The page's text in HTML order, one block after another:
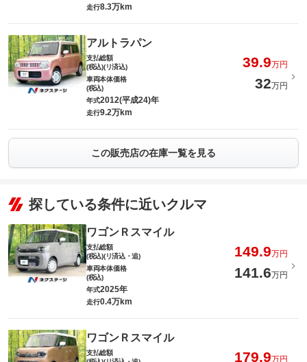
走行8.3万km
アルトラパン
支払総額
(税込)(リ済込)
39.9万円
車両本体価格
(税込)
32万円
年式2012(平成24)年
走行9.2万km
この販売店の在庫一覧を見る
探している条件に近いクルマ
ワゴンＲスマイル
支払総額
(税込)(リ済込・追)
149.9万円
車両本体価格
(税込)
141.6万円
年式2025年
走行0.4万km
ワゴンＲスマイル
支払総額
179.9万円